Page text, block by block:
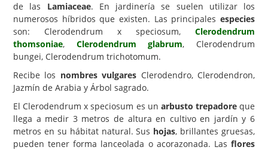
Flores y Plantas
Árboles y Palmeras
Arbustos y Trepadoras
de las Lamiaceae. En jardinería se suelen utilizar los
numerosos híbridos que existen. Las principales especies
son: Clerodendrum x speciosum, Clerodendrum
thomsoniae, Clerodendrum glabrum, Clerodendrum
bungei, Clerodendrum trichotomum.
Recibe los nombres vulgares Clerodendro, Clerodendron,
Jazmín de Arabia y Árbol sagrado.
El Clerodendrum x speciosum es un arbusto trepadoreque
llega a medir 3 metros de altura en cultivo en jardín y 6
metros en su hábitat natural. Sus hojas, brillantes gruesas,
pueden tener forma lanceolada o acorazonada. Las flores